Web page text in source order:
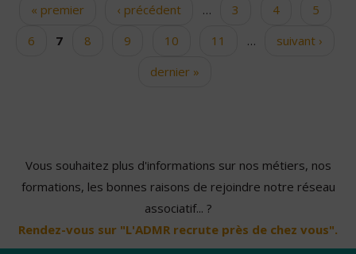
Pages« premier ‹ précédent … 3 4
5
6
7 8 9 10 11 …
suivant ›
dernier »
Vous souhaitez plus d'informations sur nos métiers, nos
formations, les bonnes raisons de rejoindre notre réseau
associatif... ?
Rendez-vous sur "L'ADMR recrute près de chez vous".